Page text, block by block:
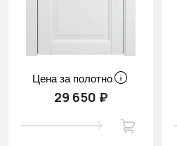
Цена за полотно
29 650 ₽